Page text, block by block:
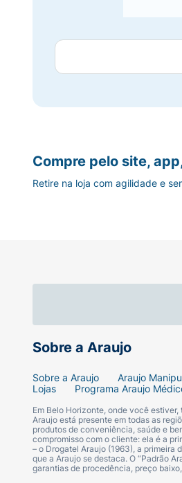
Sobre a Araujo
Sobre a Araujo Araujo
Lojas
Programa Araujo
Em Belo Horizonte, onde você
Araujo está presente em todas as
produtos de conveniência, saúde e
compromisso com o cliente: ela é a
– o Drogatel Araujo (1963), a primeira
que a Araujo se destaca. O “Padrão
garantias de procedência, preço
Compre pelo site,
Retire na loja com agilidade e